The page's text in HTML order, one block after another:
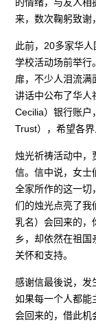
来，数次鞠躬致谢
此前，20多家华
学校活动场前举行
扉，不少人泪流满
讲话中公布了华人
Cecilia）银行账
Trust），希望各
烛光祈祷活动中，
信。信中说，女士
全家所作的这一切
们的烛光点亮了我
乳名）会回来的，
乡，却依然在祖国
关怀和支持。
感谢信最後说，发
如果每一个人都能
会回来的，借此机